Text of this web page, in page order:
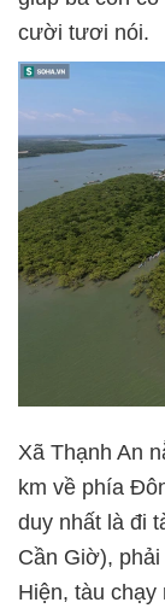
cười tươi nói.
Xã Thạnh An
km về phía
duy nhất là đi
Cần Giờ),
Hiện, tàu chạy